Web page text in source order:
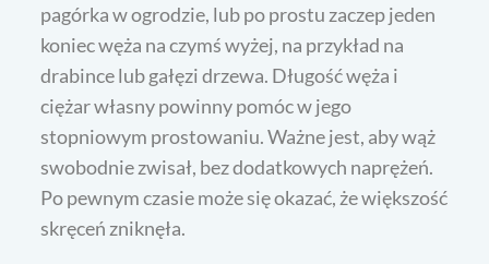
pagórka w ogrodzie, lub po prostu zaczep jeden
koniec węża na czymś wyżej, na przykład na
drabince lub gałęzi drzewa. Długość węża i
ciężar własny powinny pomóc w jego
stopniowym prostowaniu. Ważne jest, aby wąż
swobodnie zwisał, bez dodatkowych naprężeń.
Po pewnym czasie może się okazać, że większość
skręceń zniknęła.